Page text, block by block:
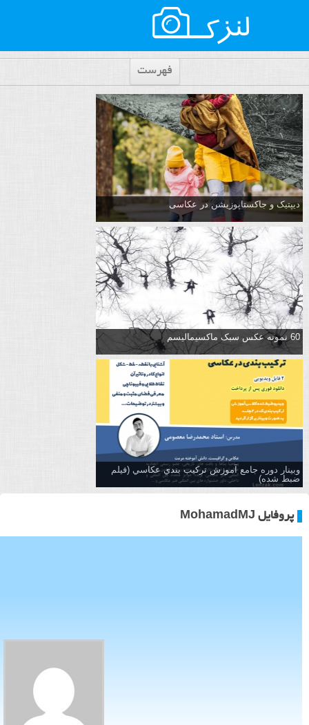
فهرست
دیپتیک و جاکستا‌پوزیشن در عکاسی
60 نمونه عکس سبک ماکسیمالیسم
وبینار دوره جامع آموزش تركيب بندي عكاسي (فیلم
ضبط شده)
پروفایل MohamadMJ